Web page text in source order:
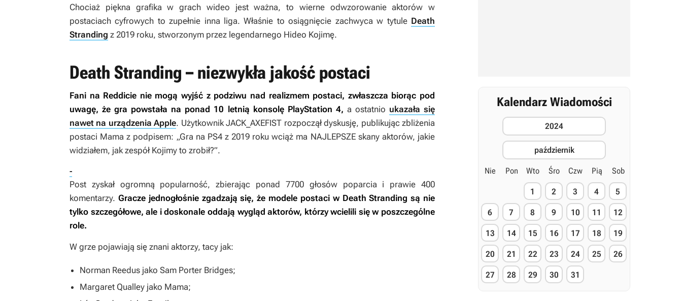
Chociaż piękna grafika w grach wideo jest ważna, to wierne odwzorowanie aktorów w
postaciach cyfrowych to zupełnie inna liga. Właśnie to osiągnięcie zachwyca w tytule Death
Stranding z 2019 roku, stworzonym przez legendarnego Hideo Kojimę.
Death Stranding – niezwykła jakość postaci
Fani na Reddicie nie mogą wyjść z podziwu nad realizmem postaci, zwłaszcza biorąc pod
uwagę, że gra powstała na ponad 10 letnią konsolę PlayStation 4, a ostatnio ukazała się
nawet na urządzenia Apple. Użytkownik JACK_AXEFIST rozpoczął dyskusję, publikując zbliżenia
postaci Mama z podpisem: „Gra na PS4 z 2019 roku wciąż ma NAJLEPSZE skany aktorów, jakie
widziałem, jak zespół Kojimy to zrobił?”.
-
Post zyskał ogromną popularność, zbierając ponad 7700 głosów poparcia i prawie 400
komentarzy. Gracze jednogłośnie zgadzają się, że modele postaci w Death Stranding są nie
tylko szczegółowe, ale i doskonale oddają wygląd aktorów, którzy wcielili się w poszczególne
role.
W grze pojawiają się znani aktorzy, tacy jak:
Norman Reedus jako Sam Porter Bridges;
Margaret Qualley jako Mama;
Kalendarz Wiadomości
2024
październik
Nie Pon Wto Śro Czw Pią Sob
1 2 3 4 5
6 7 8 9 10 11 12
13 14 15 16 17 18 19
20 21 22 23 24 25 26
27 28 29 30 31